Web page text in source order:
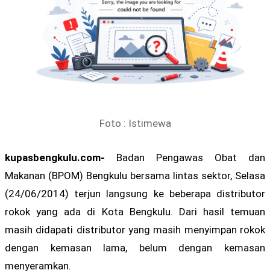
Foto : Istimewa
kupasbengkulu.com- Badan Pengawas Obat dan
Makanan (BPOM) Bengkulu bersama lintas sektor, Selasa
(24/06/2014) terjun langsung ke beberapa distributor
rokok yang ada di Kota Bengkulu. Dari hasil temuan
masih didapati distributor yang masih menyimpan rokok
dengan kemasan lama, belum dengan kemasan
menyeramkan.